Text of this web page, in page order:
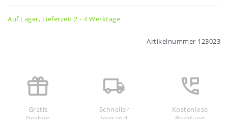
Auf Lager, Lieferzeit 2 - 4 Werktage
Artikelnummer 123023
Gratis
Schneller
Kostenlose